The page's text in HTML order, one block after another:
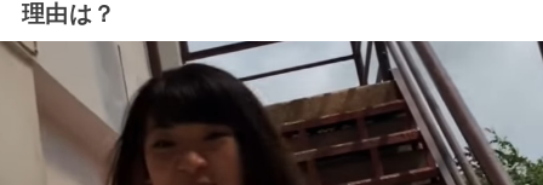
理由は？